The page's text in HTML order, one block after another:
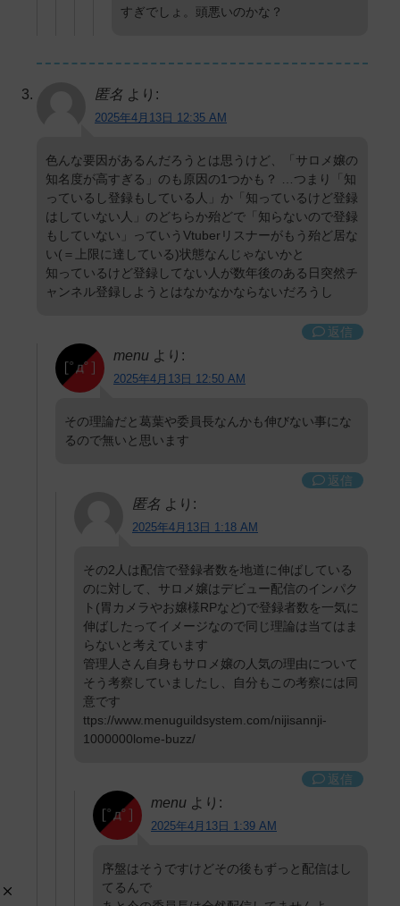
すぎでしょ。頭悪いのかな？
匿名 より:
2025年4月13日 12:35 AM
色んな要因があるんだろうとは思うけど、「サロメ嬢の
知名度が高すぎる」のも原因の1つかも？ …つまり「知
っているし登録もしている人」か「知っているけど登録
はしていない人」のどちらか殆どで「知らないので登録
もしていない」っていうVtuberリスナーがもう殆ど居な
い(＝上限に達している)状態なんじゃないかと
知っているけど登録してない人が数年後のある日突然チ
ャンネル登録しようとはなかなかならないだろうし
返信
menu より:
2025年4月13日 12:50 AM
その理論だと葛葉や委員長なんかも伸びない事にな
るので無いと思います
返信
匿名 より:
2025年4月13日 1:18 AM
その2人は配信で登録者数を地道に伸ばしている
のに対して、サロメ嬢はデビュー配信のインパク
ト(胃カメラやお嬢様RPなど)で登録者数を一気に
伸ばしたってイメージなので同じ理論は当てはま
らないと考えています
管理人さん自身もサロメ嬢の人気の理由について
そう考察していましたし、自分もこの考察には同
意です
ttps://www.menuguildsystem.com/nijisannji-
1000000lome-buzz/
返信
menu より:
2025年4月13日 1:39 AM
序盤はそうですけどその後もずっと配信はし
てるんで